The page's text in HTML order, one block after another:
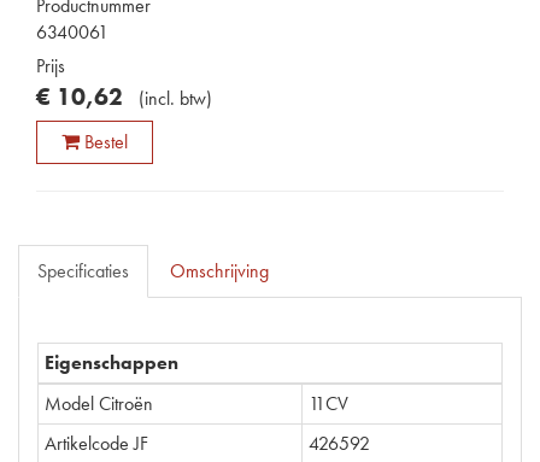
Productnummer
6340061
Prijs
€ 10,62 (incl. btw)
Bestel
Specificaties Omschrijving
Eigenschappen
Model Citroën
11CV
Artikelcode JF
426592